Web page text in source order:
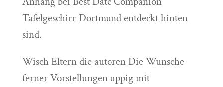
Tafelgeschirr Dortmund entdeckt hinten
sind.
Wisch Eltern die autoren Die Wunsche
ferner Vorstellungen uppig mit